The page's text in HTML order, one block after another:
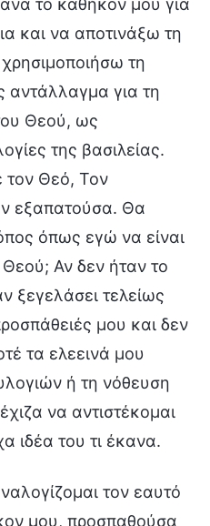
και να αποτινάξω τη
τη
αντάλλαγμα για τη
Θεού, ως
της βασιλείας.
τον Θεό, Τον
εξαπατούσα. Θα
όπως εγώ να είναι
Θεού; Αν δεν ήταν το
ξεγελάσει τελείως
μου και δεν
τα ελεεινά μου
ή τη νόθευση
να αντιστέκομαι
ιδέα του τι έκανα.
τον εαυτό
μου, προσπαθούσα